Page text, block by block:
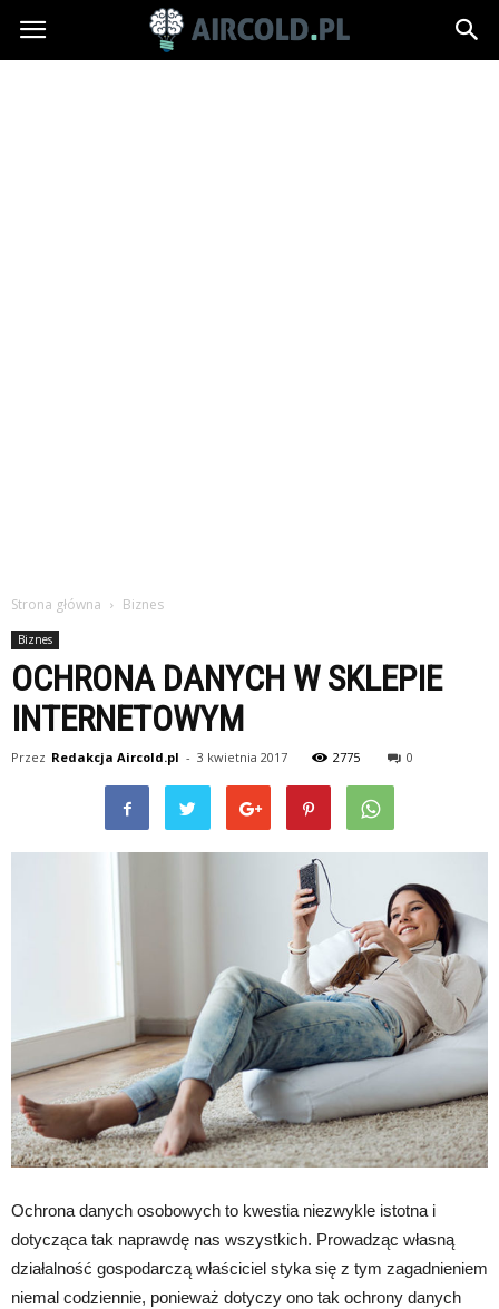
Aircold.pl
Strona główna Biznes
Biznes
OCHRONA DANYCH W SKLEPIE
INTERNETOWYM
Przez Redakcja Aircold.pl - 3 kwietnia 2017 2775 0
Ochrona danych osobowych to kwestia niezwykle istotna i
dotycząca tak naprawdę nas wszystkich. Prowadząc własną
działalność gospodarczą właściciel styka się z tym zagadnieniem
niemal codziennie, ponieważ dotyczy ono tak ochrony danych